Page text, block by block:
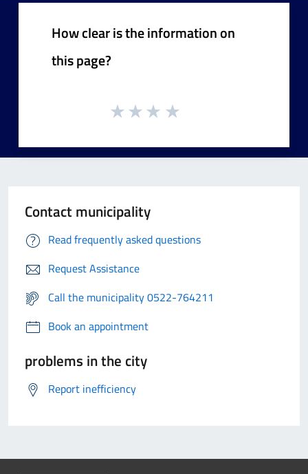
How clear is the information on
this page?
Contact municipality
Read frequently asked questions
Request Assistance
Call the municipality 0522-764211
Book an appointment
problems in the city
Report inefficiency